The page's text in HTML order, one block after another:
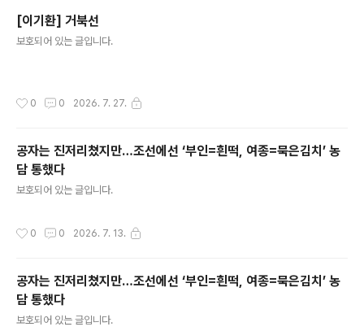
[이기환] 거북선
보호되어 있는 글입니다.
0 0 2026. 7. 27.
공자는 진저리쳤지만…조선에선 ‘부인=흰떡, 여종=묵은김치’ 농
담 통했다
보호되어 있는 글입니다.
0 0 2026. 7. 13.
공자는 진저리쳤지만…조선에선 ‘부인=흰떡, 여종=묵은김치’ 농
담 통했다
보호되어 있는 글입니다.